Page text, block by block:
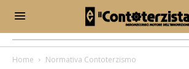
Home Normativa Contoterzismo